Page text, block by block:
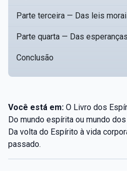
Parte terceira — Das leis
Parte quarta — Das
Conclusão
Você está em: O Livro dos
Do mundo espírita ou mundo
Da volta do Espírito à vida
passado.